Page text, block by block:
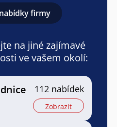
firmy
na jiné zajímavé
ve vašem okolí:
112 nabídek
Zobrazit